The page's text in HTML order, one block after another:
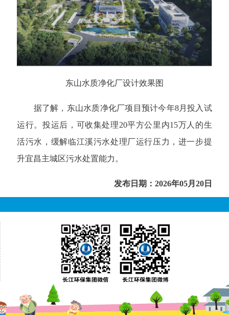
东山水质净化厂设计效果图
据了解，东山水质净化厂项目预计今年8月投入试
运行。投运后，可收集处理20平方公里内15万人的生
活污水，缓解临江溪污水处理厂运行压力，进一步提
升宜昌主城区污水处置能力。
发布日期：2026年05月20日